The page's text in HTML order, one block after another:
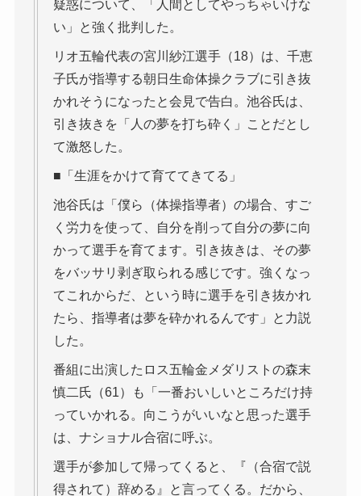
疑惑について、「人間としてやっちゃいけな
い」と強く批判した。
リオ五輪代表の宮川紗江選手（18）は、千恵
子氏が指導する朝日生命体操クラブに引き抜
かれそうになったと会見で告白。池谷氏は、
引き抜きを「人の夢を打ち砕く」ことだとし
て激怒した。
■「生涯をかけて育ててきてる」
池谷氏は「僕ら（体操指導者）の場合、すご
く労力を使って、自分を削って自分の夢に向
かって選手を育てます。引き抜きは、その夢
をバッサリ剥ぎ取られる感じです。強くなっ
てこれからだ、という時に選手を引き抜かれ
たら、指導者は夢を砕かれるんです」と力説
した。
番組に出演したロス五輪金メダリストの森末
慎二氏（61）も「一番おいしいところだけ持
っていかれる。向こうがいいなと思った選手
は、ナショナル合宿に呼ぶ。
選手が参加して帰ってくると、『（合宿で説
得されて）辞める』と言ってくる。だから、